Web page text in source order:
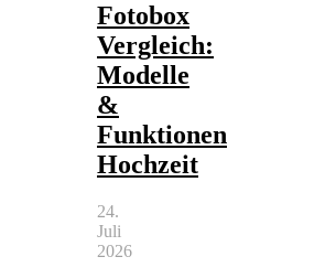
Fotobox
Vergleich:
Modelle
&
Funktionen
Hochzeit
24.
Juli
2026